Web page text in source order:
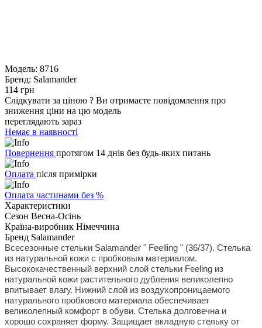
Модель: 8716
Бренд: Salamander
114 грн
Слідкувати за ціною ? Ви отримаєте повідомлення про
зниження ціни на цю модель
переглядають зараз
Немає в наявності
Повернення протягом 14 днів без будь-яких питань
Оплата після примірки
Оплата частинами без %
Характеристики
Сезон Весна-Осінь
Країна-виробник Німеччина
Бренд Salamander
Всесезонные стельки Salamander " Feelling " (36/37). Стелька
из натуральной кожи с пробковым материалом.
Высококачественный верхний слой стельки Feeling из
натуральной кожи растительного дубления великолепно
впитывает влагу. Нижний слой из воздухопроницаемого
натурального пробкового материала обеспечивает
великолепный комфорт в обуви. Стелька долговечна и
хорошо сохраняет форму. Защищает вкладную стельку от